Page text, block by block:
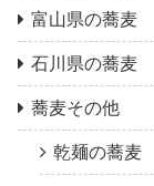
富山県の蕎麦
石川県の蕎麦
蕎麦その他
乾麺の蕎麦